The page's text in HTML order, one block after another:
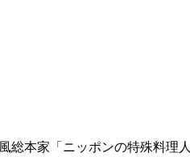
本家「ニッポンの特殊料理